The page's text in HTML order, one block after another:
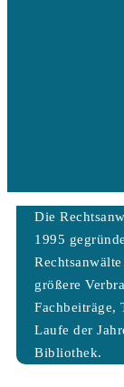
Die
1995
größere
Fachbeiträge,
Laufe der
Bibliothek.